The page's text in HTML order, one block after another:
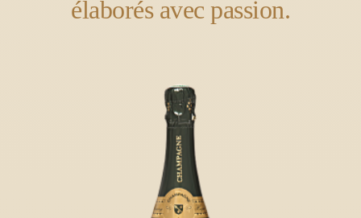
élaborés avec passion.